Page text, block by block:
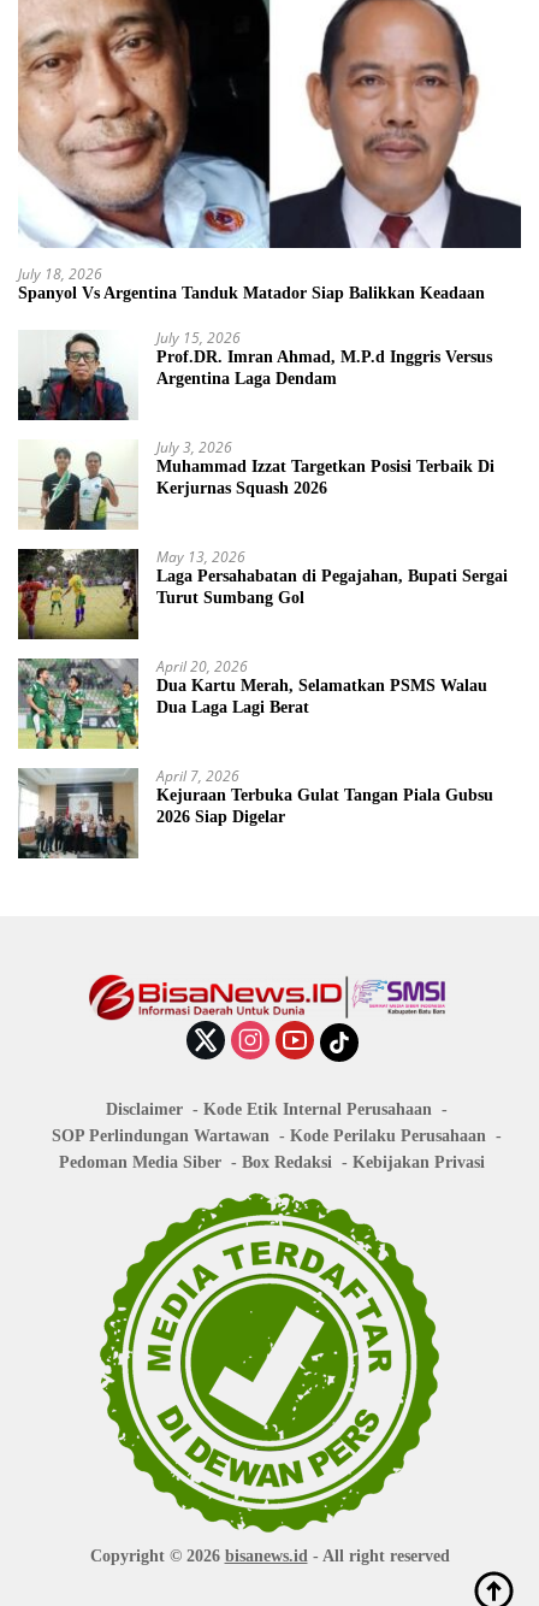
July 18, 2026
Spanyol Vs Argentina Tanduk Matador Siap Balikkan Keadaan
July 15, 2026
Prof.DR. Imran Ahmad, M.P.d Inggris Versus
Argentina Laga Dendam
July 3, 2026
Muhammad Izzat Targetkan Posisi Terbaik Di
Kerjurnas Squash 2026
May 13, 2026
Laga Persahabatan di Pegajahan, Bupati Sergai
Turut Sumbang Gol
April 20, 2026
Dua Kartu Merah, Selamatkan PSMS Walau
Dua Laga Lagi Berat
April 7, 2026
Kejuraan Terbuka Gulat Tangan Piala Gubsu
2026 Siap Digelar
Disclaimer
Kode Etik Internal Perusahaan
SOP Perlindungan Wartawan
Kode Perilaku Perusahaan
Pedoman Media Siber
Box Redaksi Kebijakan Privasi
Copyright © 2026 bisanews.id- All right reserved